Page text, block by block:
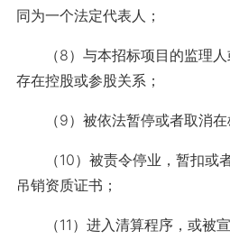
同为一个法定代表人；
（8）与本招标项目的监理人
存在控股或参股关系；
（9）被依法暂停或者取消在
（10）被责令停业，暂扣或
吊销资质证书；
（11）进入清算程序，或被宣